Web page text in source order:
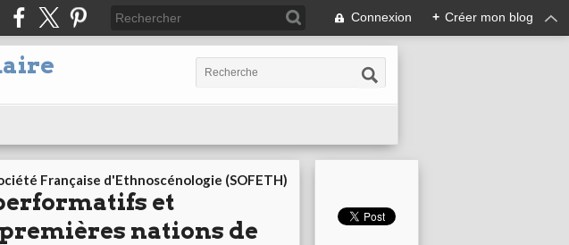
Connexion + Créer mon blog
Française d'Ethnoscénologie (SOFETH)
et
nations de